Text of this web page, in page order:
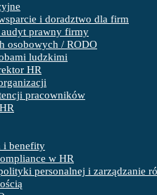
i doradztwo dla firm
prawny firmy
osobowych / RODO
ludzkimi
HR
pracowników
i benefity
w HR
personalnej i zarządzanie